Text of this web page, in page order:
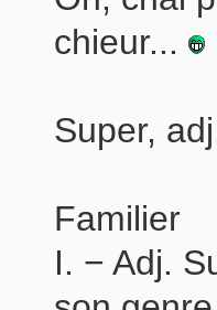
chieur...
Super,
Familier
I. − Adj.